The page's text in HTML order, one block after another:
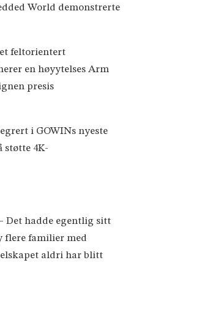
World demonstrerte
feltorientert
en høyytelses Arm
presis
i GOWINs nyeste
støtte 4K-
Det hadde egentlig sitt
flere familier med
aldri har blitt